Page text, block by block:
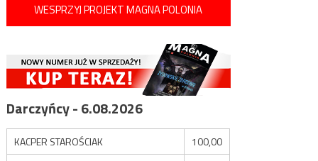
WESPRZYJ PROJEKT MAGNA POLONIA
Darczyńcy - 6.08.2026
KACPER STAROŚCIAK
100,00